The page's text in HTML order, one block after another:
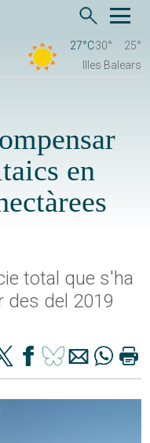
27°C30°
25°
Illes Balears
en
total que s'ha
des del 2019